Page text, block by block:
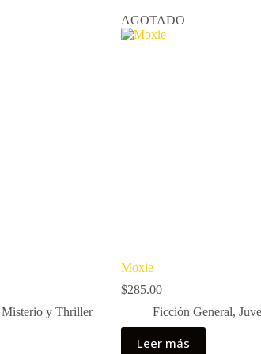
Misterio y Thriller
AGOTADO
Moxie
$285.00
Ficción General,
Leer más